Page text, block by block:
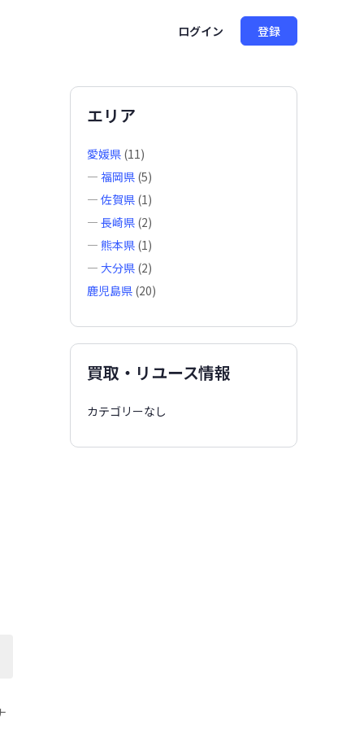
ログイン 登録
エリア
愛媛県 (11)
— 福岡県 (5)
— 佐賀県 (1)
— 長崎県 (2)
— 熊本県 (1)
— 大分県 (2)
鹿児島県 (20)
買取・リユース情報
カテゴリーなし